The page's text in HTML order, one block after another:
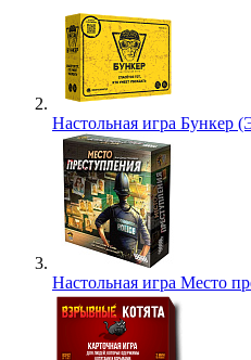
Настольная игра Бункер
Настольная игра Место